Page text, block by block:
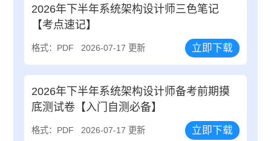
2026年下半年系统架构设计师三色笔记
【考点速记】
格式：PDF 2026-07-17 更新 立即下载
2026年下半年系统架构设计师备考前期摸
底测试卷【入门自测必备】
格式：PDF 2026-07-17 更新 立即下载